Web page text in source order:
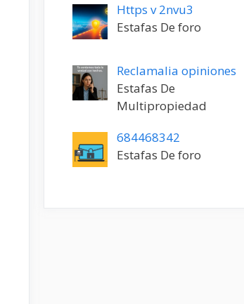
Https v 2nvu3
Estafas De foro
Reclamalia opiniones
Estafas De
Multipropiedad
684468342
Estafas De foro